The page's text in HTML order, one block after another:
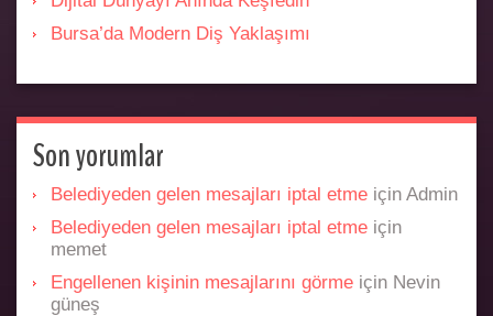
Bursa’da Modern Diş Yaklaşımı
Son yorumlar
Belediyeden gelen mesajları iptal etme için Admin
Belediyeden gelen mesajları iptal etme için
memet
Engellenen kişinin mesajlarını görme için Nevin
güneş